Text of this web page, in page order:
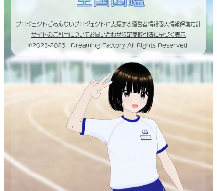
プロジェクトごあんないプロジェクトに支援する運営者情報個人情報保護方針
サイトのご利用についてお問い合わせ特定商取引法に基づく表示
©2023-2026 Dreaming Factory All Rights Reserved.